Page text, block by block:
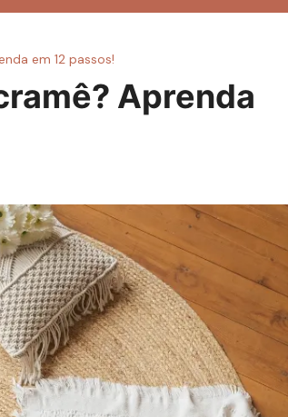
em 12 passos!
Aprenda